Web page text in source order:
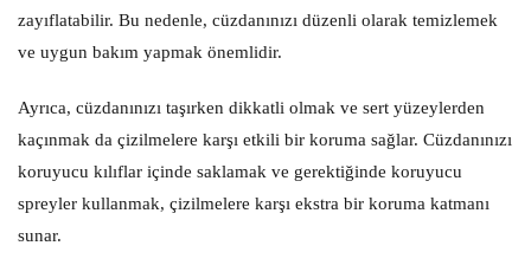
zayıflatabilir. Bu nedenle, cüzdanınızı düzenli olarak temizlemek
ve uygun bakım yapmak önemlidir.
Ayrıca, cüzdanınızı taşırken dikkatli olmak ve sert yüzeylerden
kaçınmak da çizilmelere karşı etkili bir koruma sağlar. Cüzdanınızı
koruyucu kılıflar içinde saklamak ve gerektiğinde koruyucu
spreyler kullanmak, çizilmelere karşı ekstra bir koruma katmanı
sunar.